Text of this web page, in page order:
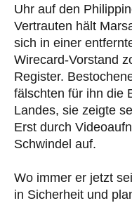
Uhr auf den
Vertrauten hält
sich in einer
Wirecard-Vorstand
Register.
fälschten für ihn die
Landes, sie zeigte
Erst durch
Schwindel auf.
Wo immer er jetzt
in Sicherheit und